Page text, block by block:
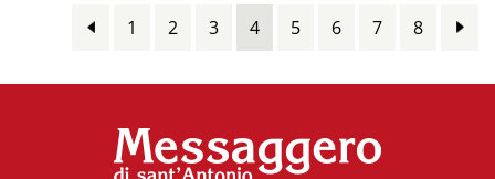
1 2 3 4 5 6 7 8